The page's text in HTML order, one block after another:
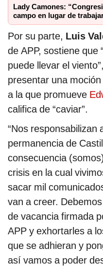
Lady Camones:
campo en lugar de
Por su parte, Luis
de APP, sostiene que
puede llevar el
presentar una
a la que promueve
califica de “caviar”.
“Nos responsabilizan
permanencia de
consecuencia
crisis en la cual
sacar mil
van a creer.
de vacancia firmada
APP y exhortarles a
que se adhieran y
así vamos a poder